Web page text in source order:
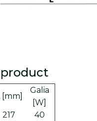
[mm]
Galia
[W]
217
40